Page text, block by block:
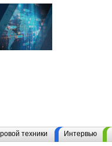
техники Интервью